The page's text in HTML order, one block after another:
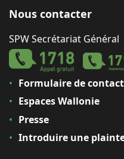
Nous contacter
SPW Secrétariat Général
Formulaire de contact
Espaces Wallonie
Presse
Introduire une